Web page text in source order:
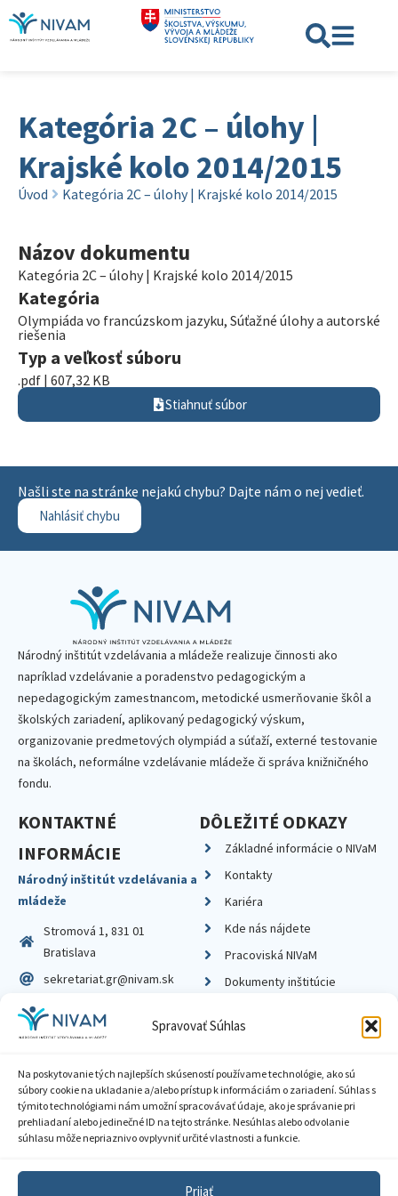
Spravovať Súhlas
Na poskytovanie tých najlepších skúseností používame technológie, ako sú
súbory cookie na ukladanie a/alebo prístup k informáciám o zariadení. Súhlas s
týmito technológiami nám umožní spracovávať údaje, ako je správanie pri
prehliadaní alebo jedinečné ID na tejto stránke. Nesúhlas alebo odvolanie
súhlasu môže nepriaznivo ovplyvniť určité vlastnosti a funkcie.
Prijať
Kategória 2C – úlohy |
Krajské kolo 2014/2015
Úvod Kategória 2C – úlohy | Krajské kolo 2014/2015
Názov dokumentu
Kategória 2C – úlohy | Krajské kolo 2014/2015
Kategória
Olympiáda vo francúzskom jazyku, Súťažné úlohy a autorské
riešenia
Typ a veľkosť súboru
.pdf | 607,32 KB
Stiahnuť súbor
Našli ste na stránke nejakú chybu? Dajte nám o nej vedieť.
Nahlásiť chybu
Národný inštitút vzdelávania a mládeže realizuje činnosti ako
napríklad vzdelávanie a poradenstvo pedagogickým a
nepedagogickým zamestnancom, metodické usmerňovanie škôl a
školských zariadení, aplikovaný pedagogický výskum,
organizovanie predmetových olympiád a súťaží, externé testovanie
na školách, neformálne vzdelávanie mládeže či správa knižničného
fondu.
KONTAKTNÉ
INFORMÁCIE
Národný inštitút vzdelávania a
mládeže
Stromová 1, 831 01
Bratislava
sekretariat.gr@nivam.sk
IČO: 00164348
DIČ: 2020798714
DÔLEŽITÉ ODKAZY
Základné informácie o NIVaM
Kontakty
Kariéra
Kde nás nájdete
Pracoviská NIVaM
Dokumenty inštitúcie
Zásady ochrany súkromia